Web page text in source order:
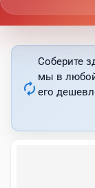
autorenew
Соберите
мы в
его